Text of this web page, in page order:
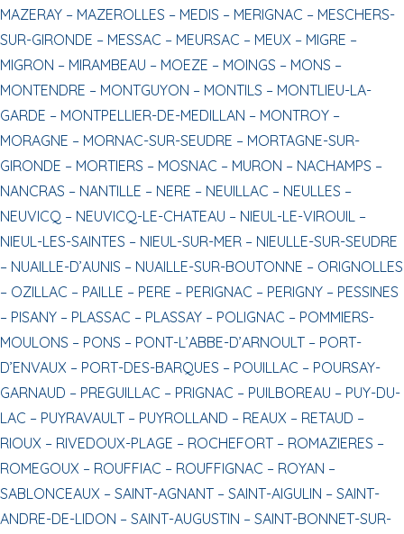
MAZERAY – MAZEROLLES – MEDIS – MERIGNAC – MESCHERS-
SUR-GIRONDE – MESSAC – MEURSAC – MEUX – MIGRE –
MIGRON – MIRAMBEAU – MOEZE – MOINGS – MONS –
MONTENDRE – MONTGUYON – MONTILS – MONTLIEU-LA-
GARDE – MONTPELLIER-DE-MEDILLAN – MONTROY –
MORAGNE – MORNAC-SUR-SEUDRE – MORTAGNE-SUR-
GIRONDE – MORTIERS – MOSNAC – MURON – NACHAMPS –
NANCRAS – NANTILLE – NERE – NEUILLAC – NEULLES –
NEUVICQ – NEUVICQ-LE-CHATEAU – NIEUL-LE-VIROUIL –
NIEUL-LES-SAINTES – NIEUL-SUR-MER – NIEULLE-SUR-SEUDRE
– NUAILLE-D’AUNIS – NUAILLE-SUR-BOUTONNE – ORIGNOLLES
– OZILLAC – PAILLE – PERE – PERIGNAC – PERIGNY – PESSINES
– PISANY – PLASSAC – PLASSAY – POLIGNAC – POMMIERS-
MOULONS – PONS – PONT-L’ABBE-D’ARNOULT – PORT-
D’ENVAUX – PORT-DES-BARQUES – POUILLAC – POURSAY-
GARNAUD – PREGUILLAC – PRIGNAC – PUILBOREAU – PUY-DU-
LAC – PUYRAVAULT – PUYROLLAND – REAUX – RETAUD –
RIOUX – RIVEDOUX-PLAGE – ROCHEFORT – ROMAZIERES –
ROMEGOUX – ROUFFIAC – ROUFFIGNAC – ROYAN –
SABLONCEAUX – SAINT-AGNANT – SAINT-AIGULIN – SAINT-
ANDRE-DE-LIDON – SAINT-AUGUSTIN – SAINT-BONNET-SUR-